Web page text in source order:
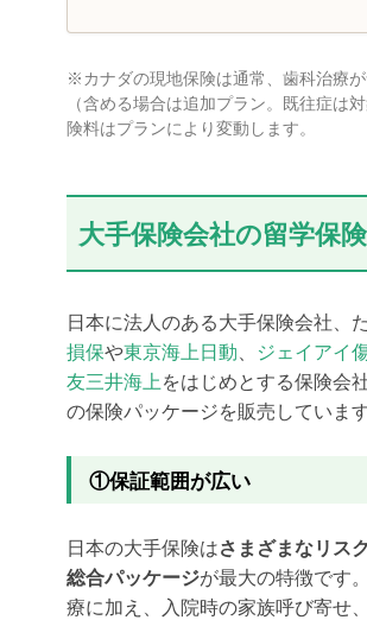
※カナダの現地保険は通常、歯科治療
（含める場合は追加プラン。既往症は
険料はプランにより変動します。
大手保険会社の留学保険
日本に法人のある大手保険会社、
損保や東京海上日動 ジェイアイ
友三井海上 をはじめとする保険会
の保険パッケージを販売しています
①保証範囲が広い
日本の大手保険はさまざまなリス
総合パッケージが最大の特徴です
療に加え、入院時の家族呼び寄せ